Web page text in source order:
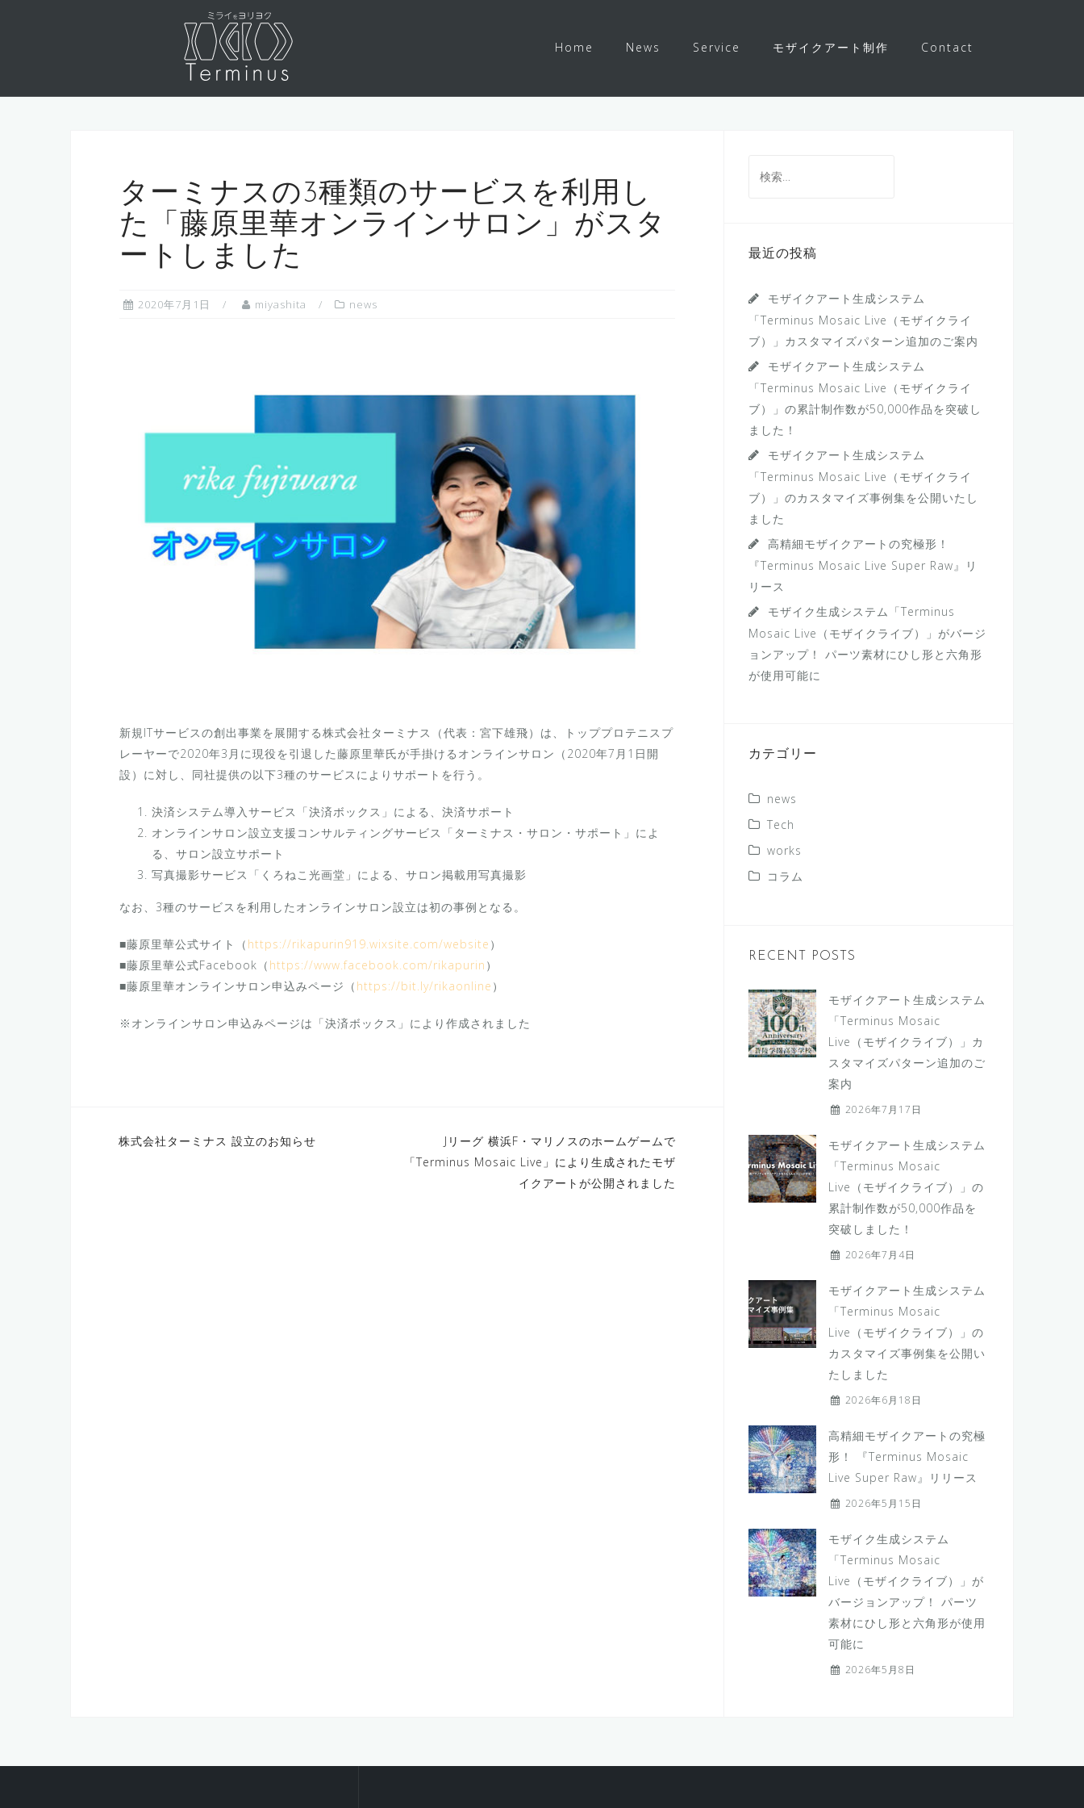
ツ
Home News Service モザイクアート制作 Contact
ターミナスの3種類のサービスを利用し
た「藤原里華オンラインサロン」がスタ
ートしました
2020年7月1日 miyashita news
新規ITサービスの創出事業を展開する株式会社ターミナス（代表：宮下雄飛）は、トッププロテニスプ
レーヤーで2020年3月に現役を引退した藤原里華氏が手掛けるオンラインサロン（2020年7月1日開
設）に対し、同社提供の以下3種のサービスによりサポートを行う。
決済システム導入サービス「決済ボックス」による、決済サポート
オンラインサロン設立支援コンサルティングサービス「ターミナス・サロン・サポート」によ
る、サロン設立サポート
写真撮影サービス「くろねこ光画堂」による、サロン掲載用写真撮影
なお、3種のサービスを利用したオンラインサロン設立は初の事例となる。
■藤原里華公式サイト（ https://rikapurin919.wixsite.com/website ）
■藤原里華公式Facebook（ https://www.facebook.com/rikapurin ）
■藤原里華オンラインサロン申込みページ（ https://bit.ly/rikaonline ）
※オンラインサロン申込みページは「決済ボックス」により作成されました
投
株式会社ターミナス 設立のお知らせ
Jリーグ 横浜F・マリノスのホームゲームで
「Terminus Mosaic Live」により生成されたモザ
イクアートが公開されました
索:
最近の投稿
モザイクアート生成システム
「Terminus Mosaic Live（モザイクライ
ブ）」カスタマイズパターン追加のご案内
モザイクアート生成システム
「Terminus Mosaic Live（モザイクライ
ブ）」の累計制作数が50,000作品を突破し
ました！
モザイクアート生成システム
「Terminus Mosaic Live（モザイクライ
ブ）」のカスタマイズ事例集を公開いたし
ました
高精細モザイクアートの究極形！
『Terminus Mosaic Live Super Raw』リ
リース
モザイク生成システム「Terminus
Mosaic Live（モザイクライブ）」がバージ
ョンアップ！ パーツ素材にひし形と六角形
が使用可能に
カテゴリー
news
Tech
works
コラム
RECENT POSTS
モザイクアート生成システム
「Terminus Mosaic
Live（モザイクライブ）」カ
スタマイズパターン追加のご
案内
2026年7月17日
モザイクアート生成システム
「Terminus Mosaic
Live（モザイクライブ）」の
累計制作数が50,000作品を
突破しました！
2026年7月4日
モザイクアート生成システム
「Terminus Mosaic
Live（モザイクライブ）」の
カスタマイズ事例集を公開い
たしました
2026年6月18日
高精細モザイクアートの究極
形！ 『Terminus Mosaic
Live Super Raw』リリース
2026年5月15日
モザイク生成システム
「Terminus Mosaic
Live（モザイクライブ）」が
バージョンアップ！ パーツ
素材にひし形と六角形が使用
可能に
2026年5月8日